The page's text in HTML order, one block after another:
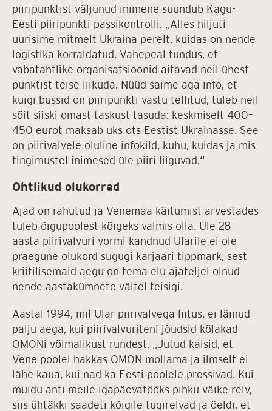
piiripunktist väljunud inimene suundub Kagu-
Eesti piiripunkti passikontrolli. „Alles hiljuti
uurisime mitmelt Ukraina perelt, kuidas on nende
logistika korraldatud. Vahepeal tundus, et
vabatahtlike organisatsioonid aitavad neil ühest
punktist teise liikuda. Nüüd saime aga info, et
kuigi bussid on piiripunkti vastu tellitud, tuleb neil
sõit siiski omast taskust tasuda: keskmiselt 400–
450 eurot maksab üks ots Eestist Ukrainasse. See
on piirivalvele oluline infokild, kuhu, kuidas ja mis
tingimustel inimesed üle piiri liiguvad.“
Ohtlikud olukorrad
Ajad on rahutud ja Venemaa käitumist arvestades
tuleb õigupoolest kõigeks valmis olla. Üle 28
aasta piirivalvuri vormi kandnud Ülarile ei ole
praegune olukord sugugi karjääri tippmark, sest
kriitilisemaid aegu on tema elu ajateljel olnud
nende aastakümnete vältel teisigi.
Aastal 1994, mil Ülar piirivalvega liitus, ei läinud
palju aega, kui piirivalvuriteni jõudsid kõlakad
OMONi võimalikust ründest. „Jutud käisid, et
Vene poolel hakkas OMON möllama ja ilmselt ei
lähe kaua, kui nad ka Eesti poolele pressivad. Kui
muidu anti meile igapäevatööks pihku väike relv,
siis ühtäkki saadeti kõigile tugirelvad ja öeldi, et